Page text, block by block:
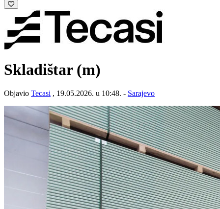
Skladištar (m)
Objavio Tecasi , 19.05.2026. u 10:48. - Sarajevo